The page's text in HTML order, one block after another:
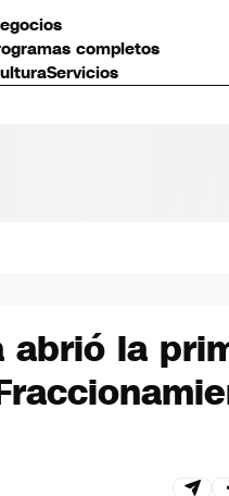
completos
Servicios
abrió la